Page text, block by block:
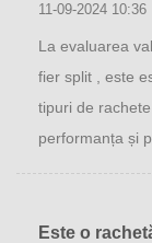
11-09-2024 10:36
La evaluarea
fier split , este
tipuri de
performanța și
Este o